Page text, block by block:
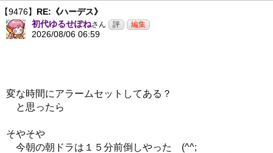
【9476】 RE:《ハーデス》
初代ゆるせぽねさん
2026/08/06 06:59
変な時間にアラームセットしてある？
と思ったら
そやそや
今朝の朝ドラは１５分前倒しやった (^^;